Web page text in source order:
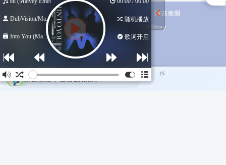
友链申请 免责声明 网站地图
Copyright © 2022-2026 ・ 流浪Stray
欢迎您留下宝贵的见解！
15
DubVision/Ma... 随机播放
Into You (Ma... 歌词开启